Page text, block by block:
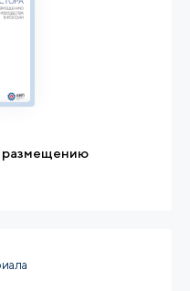
размещению